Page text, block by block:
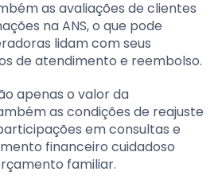
as avaliações de clientes
na ANS, o que pode
lidam com seus
de atendimento e reembolso.
apenas o valor da
as condições de reajuste
em consultas e
financeiro cuidadoso
familiar.